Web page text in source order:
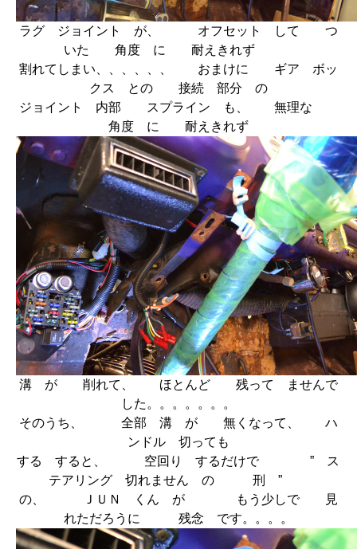
ラグ ジョイント が、 オフセット して つ
いた 角度 に 耐えきれず
割れてしまい、、、、、、 おまけに ギア ボッ
クス との 接続 部分 の
ジョイント 内部 スプライン も、 無理な
角度 に 耐えきれず
溝 が 削れて、 ほとんど 残って ませんで
した。。。。。。。
そのうち、 全部 溝 が 無くなって、 ハ
ンドル 切っても
する すると、 空回り するだけで ” ス
テアリング 切れません の 刑 ”
の、 ＪＵＮ くん が もう少しで 見
れただろうに 残念 です。。。。